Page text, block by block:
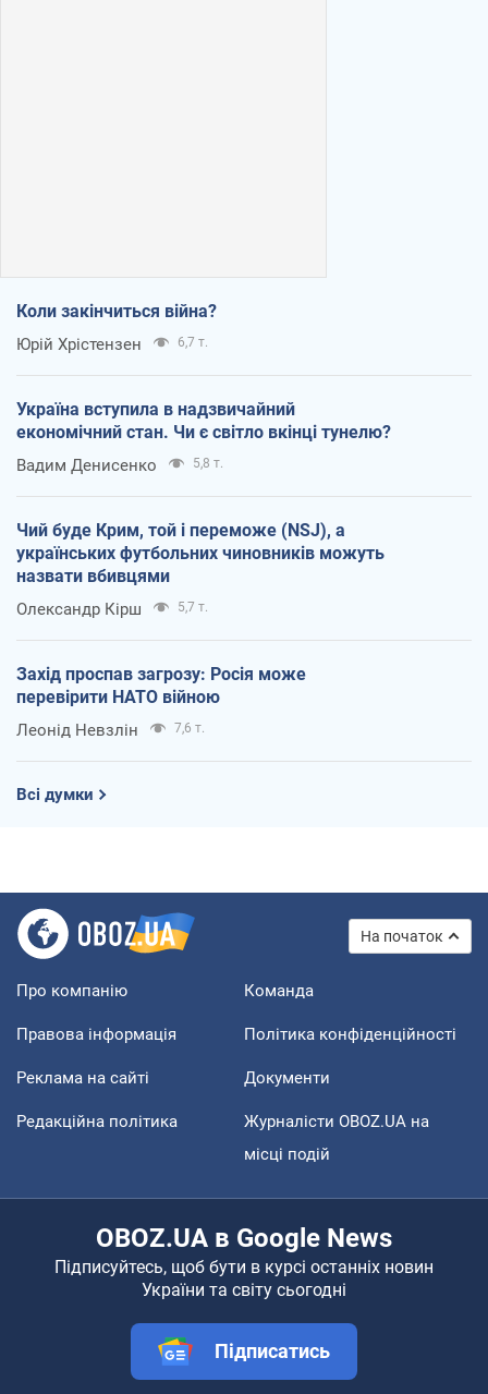
Коли закінчиться війна?
Юрій Хрістензен 6,7 т.
Україна вступила в надзвичайний
економічний стан. Чи є світло вкінці тунелю?
Вадим Денисенко 5,8 т.
Чий буде Крим, той і переможе (NSJ), а
українських футбольних чиновників можуть
назвати вбивцями
Олександр Кірш 5,7 т.
Захід проспав загрозу: Росія може
перевірити НАТО війною
Леонід Невзлін 7,6 т.
Всі думки
На початок
Про компанію Команда
Правова інформація Політика конфіденційності
Реклама на сайті Документи
Редакційна політика
Журналісти OBOZ.UA на
місці подій
OBOZ.UA в Google News
Підписуйтесь, щоб бути в курсі останніх новин
України та світу сьогодні
Підписатись